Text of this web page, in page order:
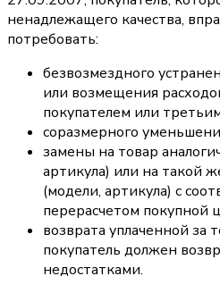
ненадлежащего качества,
потребовать:
безвозмездного
или возмещения
покупателем или
соразмерного
замены на товар
артикула) или на такой
(модели, артикула) с
перерасчетом покупной
возврата уплаченной за
покупатель должен
недостатками.